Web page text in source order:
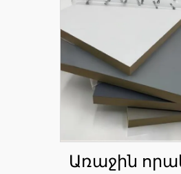
Առաջին